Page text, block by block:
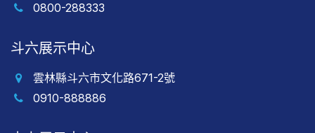
0800-288333
斗六展示中心
雲林縣斗六市文化路671-2號
0910-888886